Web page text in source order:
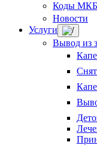
Коды
Новости
Услуги
Вывод из